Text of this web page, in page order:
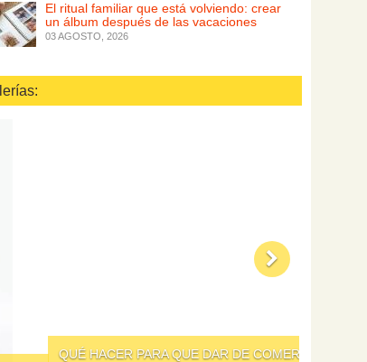
El ritual familiar que está volviendo: crear
un álbum después de las vacaciones
03 AGOSTO, 2026
PARA QUE DAR DE COMER A LOS NIÑOS